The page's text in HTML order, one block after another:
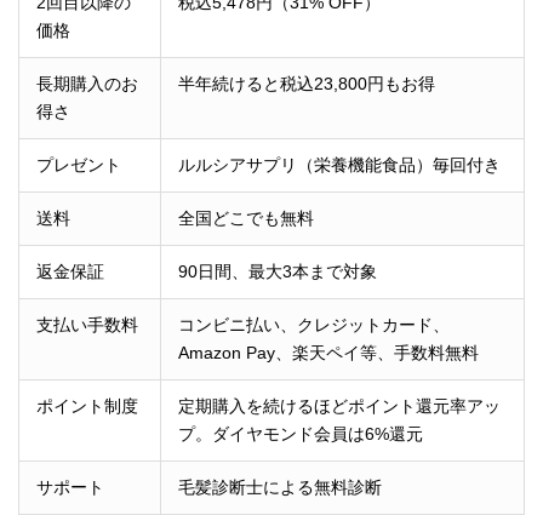
価格
長期購入のお
得さ
半年続けると税込23,800円もお得
プレゼント ルルシアサプリ（栄養機能食品）毎回付き
送料 全国どこでも無料
返金保証 90日間、最大3本まで対象
支払い手数料
コンビニ払い、クレジットカード、
Amazon Pay、楽天ペイ等、手数料無料
ポイント制度
定期購入を続けるほどポイント還元率アッ
プ。ダイヤモンド会員は6%還元
サポート 毛髪診断士による無料診断